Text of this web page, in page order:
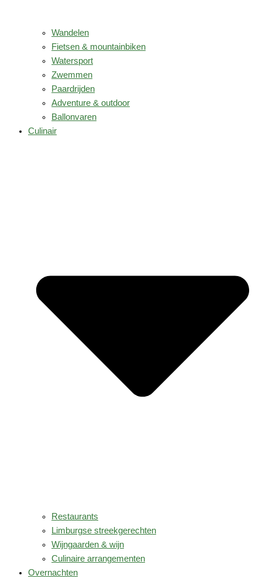
Wandelen
Fietsen & mountainbiken
Watersport
Zwemmen
Paardrijden
Adventure & outdoor
Ballonvaren
Culinair
Restaurants
Limburgse streekgerechten
Wijngaarden & wijn
Culinaire arrangementen
Overnachten